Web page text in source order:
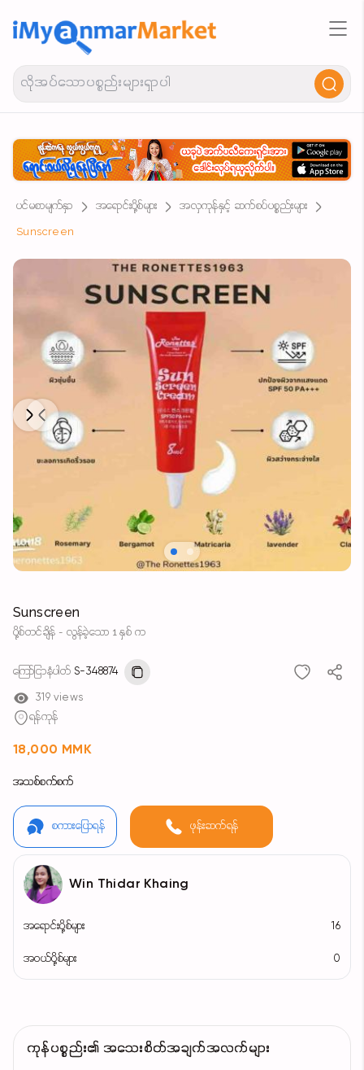
ပင်မစာမျက်နှာ အရောင်းပို့စ်များ
အလှကုန်နှင့် ဆက်စပ်ပစ္စည်းများ
Sunscreen
Previous
Next
Sunscreen
ပို့စ်တင်ချိန် - လွန်ခဲ့သော 1 နှစ် က
ကြော်ငြာနံပါတ် S-348874
319 views
ရန်ကုန်
18,000 MMK
အသစ်စက်စက်
စကားပြောရန် ဖုန်းဆက်ရန်
Win Thidar Khaing
အရောင်းပို့စ်များ 16
အဝယ်ပို့စ်များ 0
ကုန်ပစ္စည်း၏ အသေးစိတ်အချက်အလက်များ